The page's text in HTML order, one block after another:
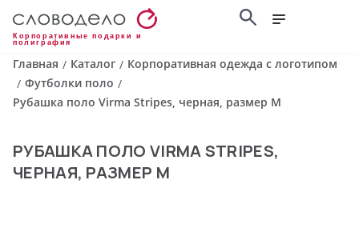
Корпоративные подарки и
полиграфия
Главная / Каталог / Корпоративная одежда с логотипом
/ Футболки поло /
Рубашка поло Virma Stripes, черная, размер M
РУБАШКА ПОЛО VIRMA STRIPES,
ЧЕРНАЯ, РАЗМЕР M